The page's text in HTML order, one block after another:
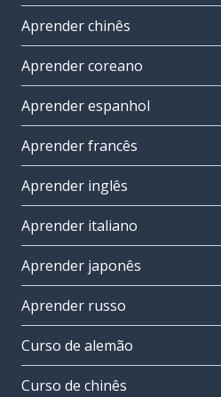
Aprender chinês
Aprender coreano
Aprender espanhol
Aprender francês
Aprender inglês
Aprender italiano
Aprender japonês
Aprender russo
Curso de alemão
Curso de chinês